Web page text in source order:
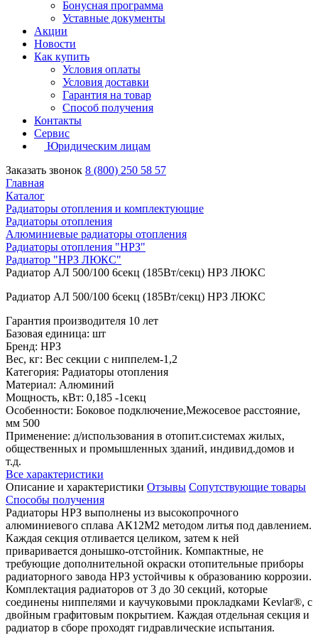
Бонусная программа
Уставные документы
Акции
Новости
Как купить
Условия оплаты
Условия доставки
Гарантия на товар
Способ получения
Контакты
Сервис
Юридическим лицам
Заказать звонок 8 (800) 250 58 57
Главная
Каталог
Радиаторы отопления и комплектующие
Радиаторы отопления
Алюминиевые радиаторы отопления
Радиаторы отопления "НРЗ"
Радиатор "НРЗ ЛЮКС"
Радиатор АЛ 500/100 6секц (185Вт/секц) НРЗ ЛЮКС
Радиатор АЛ 500/100 6секц (185Вт/секц) НРЗ ЛЮКС
Гарантия производителя 10 лет
Базовая единица: шт
Бренд: НРЗ
Вес, кг: Вес секции с ниппелем-1,2
Категория: Радиаторы отопления
Материал: Алюминий
Мощность, кВт: 0,185 -1секц
Особенности: Боковое подключение,Межосевое расстояние,
мм 500
Применение: д/использования в отопит.системах жилых,
общественных и промышленных зданий, индивид.домов и
т.д.
Все характеристики
Описание и характеристики Отзывы Сопутствующие товары
Способы получения
Радиаторы НРЗ выполнены из высокопрочного
алюминиевого сплава АК12М2 методом литья под давлением.
Каждая секция отливается целиком, затем к ней
приваривается донышко-отстойник. Компактные, не
требующие дополнительной окраски отопительные приборы
радиаторного завода НРЗ устойчивы к образованию коррозии.
Комплектация радиаторов от 3 до 30 секций, которые
соединены ниппелями и каучуковыми прокладками Kevlar®️, с
двойным графитовым покрытием. Каждая отдельная секция и
радиатор в сборе проходят гидравлические испытания.